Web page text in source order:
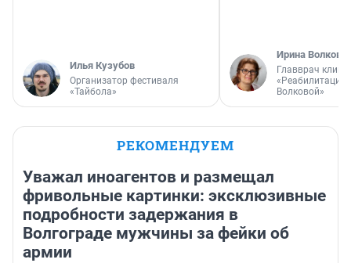
Илья Кузубов
Организатор фестиваля
«Тайбола»
Ирина Волкова
Главврач
«Реабилитация
Волковой»
РЕКОМЕНДУЕМ
Уважал иноагентов и размещал
фривольные картинки: эксклюзивные
подробности задержания в
Волгограде мужчины за фейки об
армии